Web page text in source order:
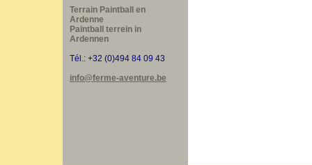
Terrain Paintball en
Ardenne
Paintball terrein in
Ardennen
Tél.: +32 (0)494 84 09 43
info@ferme-aventure.be